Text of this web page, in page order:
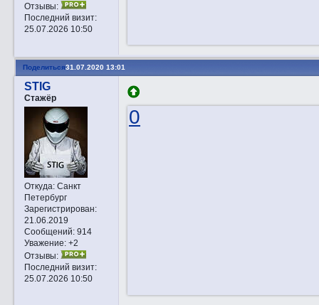
Отзывы:
Последний визит:
25.07.2026 10:50
Поделиться31.07.2020 13:01
STIG
Стажёр
Откуда:Санкт
Петербург
Зарегистрирован:
21.06.2019
Сообщений:914
Уважение: +2
Отзывы:
Последний визит:
25.07.2026 10:50
0